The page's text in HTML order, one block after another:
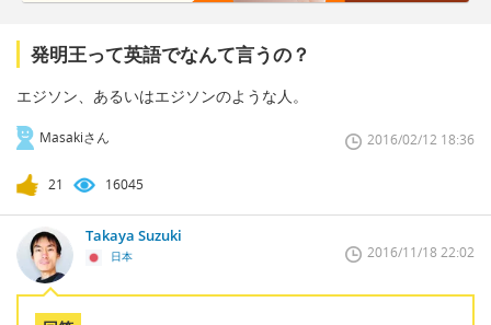
発明王って英語でなんて言うの？
エジソン、あるいはエジソンのような人。
Masakiさん 2016/02/12 18:36
21 16045
Takaya Suzuki
日本 2016/11/18 22:02